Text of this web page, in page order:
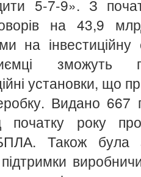
5-7-9». З
на 43,9
на
зможуть
установки, що
Видано 667
початку року
Також була